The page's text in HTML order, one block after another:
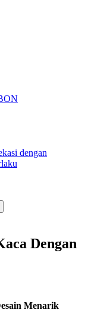
dengan
Dengan
Menarik